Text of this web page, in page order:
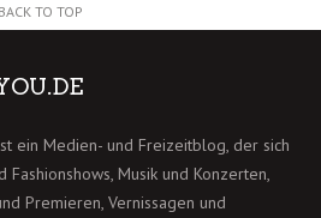
BACK TO TOP
ein Medien- und Freizeitblog, der sich
Fashionshows, Musik und Konzerten,
Premieren, Vernissagen und